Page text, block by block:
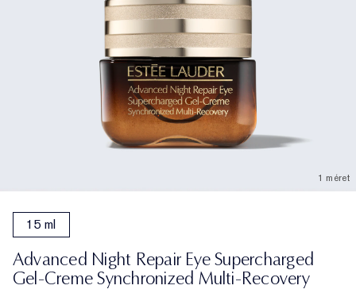
1 méret
15 ml
Advanced Night Repair Eye Supercharged
Gel-Creme Synchronized Multi-Recovery